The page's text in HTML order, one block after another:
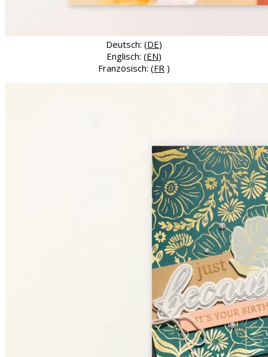
Deutsch: (DE)
Englisch: (EN)
Französisch: (FR )